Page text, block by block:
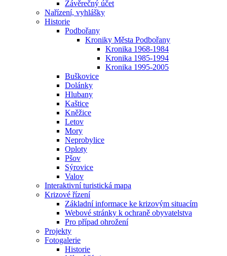
Závěrečný účet
Nařízení, vyhlášky
Historie
Podbořany
Kroniky Města Podbořany
Kronika 1968-1984
Kronika 1985-1994
Kronika 1995-2005
Buškovice
Dolánky
Hlubany
Kaštice
Kněžice
Letov
Mory
Neprobylice
Oploty
Pšov
Sýrovice
Valov
Interaktivní turistická mapa
Krizové řízení
Základní informace ke krizovým situacím
Webové stránky k ochraně obyvatelstva
Pro případ ohrožení
Projekty
Fotogalerie
Historie